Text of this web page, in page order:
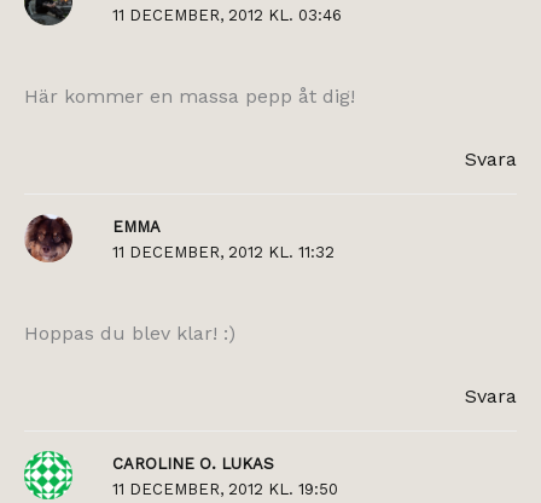
11 DECEMBER, 2012 KL. 03:46
Här kommer en massa pepp åt dig!
Svara
EMMA
11 DECEMBER, 2012 KL. 11:32
Hoppas du blev klar! :)
Svara
CAROLINE O. LUKAS
11 DECEMBER, 2012 KL. 19:50